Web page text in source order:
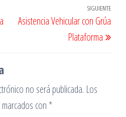
SIGUIENTE
Asistencia Vehicular con Grúa
Plataforma
no será publicada. Los
con *